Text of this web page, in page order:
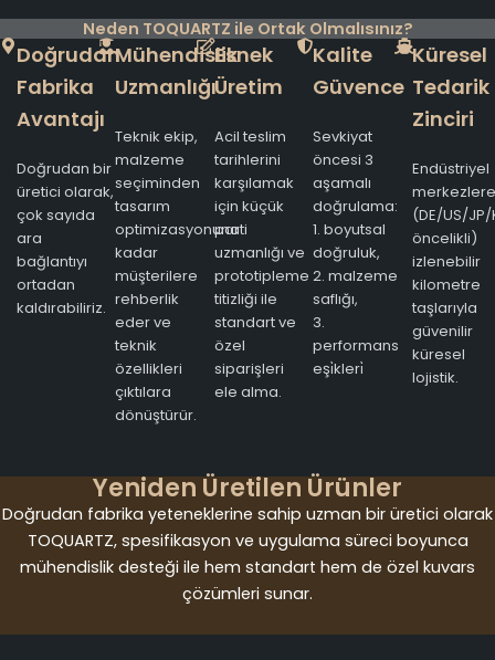
Neden TOQUARTZ ile Ortak Olmalısınız?
Doğrudan
Fabrika
Avantajı
Doğrudan bir
üretici olarak,
çok sayıda
ara
bağlantıyı
ortadan
kaldırabiliriz.
Mühendislik
Uzmanlığı
Teknik ekip,
malzeme
seçiminden
tasarım
optimizasyonuna
kadar
müşterilere
rehberlik
eder ve
teknik
özellikleri
çıktılara
dönüştürür.
Esnek
Üretim
Acil teslim
tarihlerini
karşılamak
için küçük
parti
uzmanlığı ve
prototipleme
titizliği ile
standart ve
özel
siparişleri
ele alma.
Kalite
Güvence
Sevkiyat
öncesi 3
aşamalı
doğrulama:
1. boyutsal
doğruluk,
2. malzeme
saflığı,
3.
performans
eşi̇kleri̇
Küresel
Tedarik
Zinciri
Endüstriyel
merkezlere
(DE/US/JP/
öncelikli)
izlenebilir
kilometre
taşlarıyla
güvenilir
küresel
lojistik.
Yeniden Üretilen Ürünler
Doğrudan fabrika yeteneklerine sahip uzman bir üretici olarak
TOQUARTZ, spesifikasyon ve uygulama süreci boyunca
mühendislik desteği ile hem standart hem de özel kuvars
çözümleri sunar.